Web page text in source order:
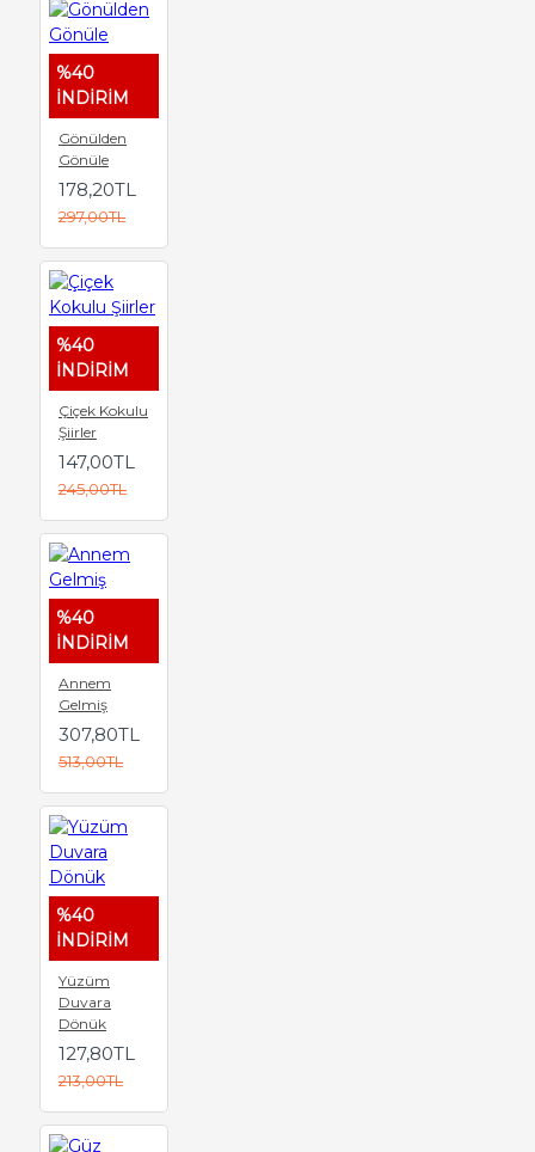
%40
İNDİRİM
Gönülden
Gönüle
178,20TL
297,00TL
%40
İNDİRİM
Çiçek Kokulu
Şiirler
147,00TL
245,00TL
%40
İNDİRİM
Annem
Gelmiş
307,80TL
513,00TL
%40
İNDİRİM
Yüzüm
Duvara
Dönük
127,80TL
213,00TL